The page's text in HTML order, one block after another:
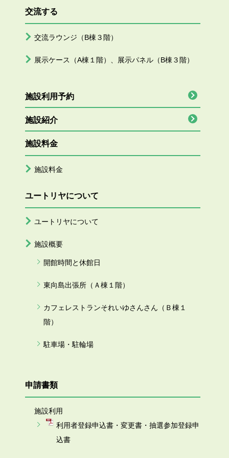
交流する
交流ラウンジ（B棟３階）
展示ケース（A棟１階）、展示パネル（B棟３階）
施設利用予約
施設紹介
施設料金
施設料金
ユートリヤについて
ユートリヤについて
施設概要
開館時間と休館日
東向島出張所（Ａ棟１階）
カフェレストランそれいゆさんさん（Ｂ棟１
階）
駐車場・駐輪場
申請書類
施設利用
利用者登録申込書・変更書・抽選参加登録申
込書